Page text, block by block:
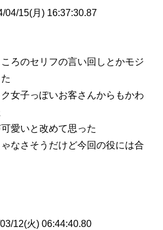
04/15(月) 16:37:30.87
ろのセリフの言い回しとかモジ
女子っぽいお客さんからもかわ
愛いと改めて思った
なさそうだけど今回の役には合
03/12(火) 06:44:40.80